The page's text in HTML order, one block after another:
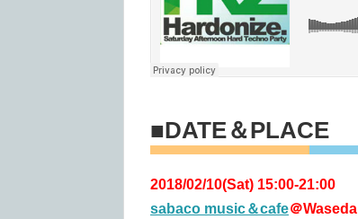
■DATE＆PLACE
2018/02/10(Sat) 15:00-21:00
sabaco music＆cafe＠Waseda